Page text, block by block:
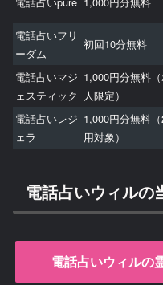
電話占いフリ
ーダム
初回10分無料
電話占いマジ
ェスティック
1,000円分無料
人限定）
電話占いレジ
ェラ
1,000円分無料
用対象）
電話占いウィルの
電話占いウィルの